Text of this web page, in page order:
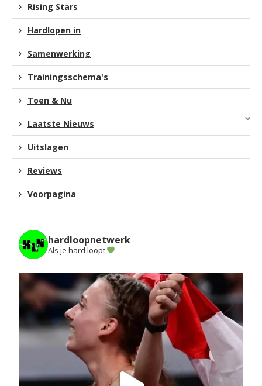
Rising Stars
Hardlopen in
Samenwerking
Trainingsschema's
Toen & Nu
Laatste Nieuws
Uitslagen
Reviews
Voorpagina
hardloopnetwerk
Als je hard loopt